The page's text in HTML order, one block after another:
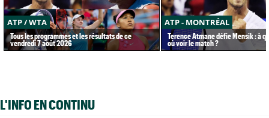
ATP / WTA
Tous les programmes et les résultats de ce
vendredi 7 août 2026
ATP - MONTRÉAL
Terence Atmane défie Mensik : à
où voir le match ?
L'INFO EN CONTINU